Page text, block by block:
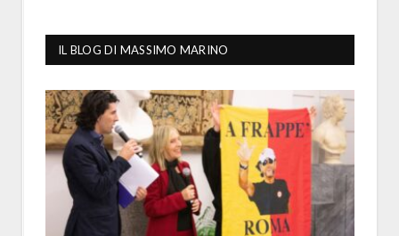
IL BLOG DI MASSIMO MARINO